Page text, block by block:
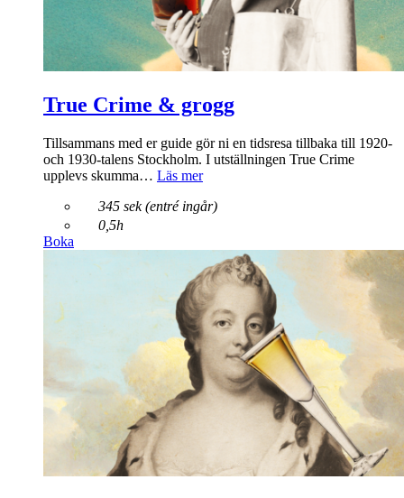
True Crime & grogg
Tillsammans med er guide gör ni en tidsresa tillbaka till 1920-
och 1930-talens Stockholm. I utställningen True Crime
upplevs skumma… Läs mer
345 sek (entré ingår)
0,5h
Boka